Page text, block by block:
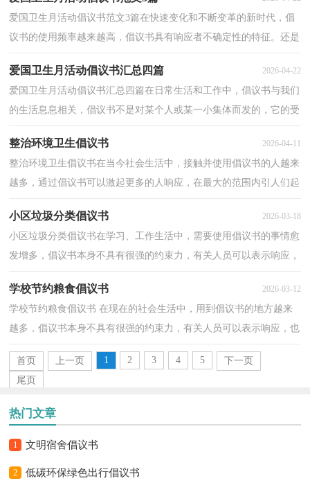
爱国卫生月活动倡议书范文3篇在快速变化和不断变革的新时代，倡
议书的使用频率越来越高，倡议书具有响应者不确定性的特征。还是
爱国卫生月活动倡议书汇总四篇 2026-04-22
爱国卫生月活动倡议书汇总四篇在日常生活和工作中，倡议书与我们
的生活息息相关，倡议书不是对某个人或某一小集体而发的，它的受
整治环境卫生倡议书 2026-04-11
整治环境卫生倡议书在当今社会生活中，接触并使用倡议书的人越来
越多，通过倡议书可以激起更多的人响应，在最大的范围内引人们起
小区垃圾分类倡议书 2026-03-18
小区垃圾分类倡议书在学习、工作生活中，需要使用倡议书的事情愈
发增多，倡议书本身不具有很强的约束力，有关人员可以表示响应，
学校节约粮食倡议书 2026-03-12
学校节约粮食倡议书 在现在的社会生活中，用到倡议书的地方越来
越多，倡议书本身不具有很强的约束力，有关人员可以表示响应，也
首页
上一页 1 2 3 4 5
下一页
尾页
热门文章
1 文明宿舍倡议书
2 低碳环保绿色出行倡议书